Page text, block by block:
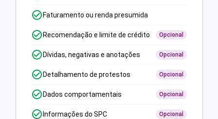
Faturamento ou renda presumida
Recomendação e limite de crédito Opcional
Dívidas, negativas e anotações Opcional
Detalhamento de protestos Opcional
Dados comportamentais Opcional
Informações do SPC Opcional